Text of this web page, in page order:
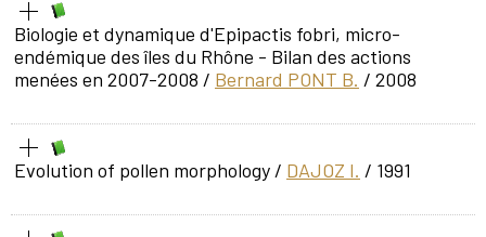
Biologie et dynamique d'Epipactis fobri, micro-
endémique des îles du Rhône - Bilan des actions
menées en 2007-2008 / Bernard PONT B. / 2008
Evolution of pollen morphology/ DAJOZ I. / 1991